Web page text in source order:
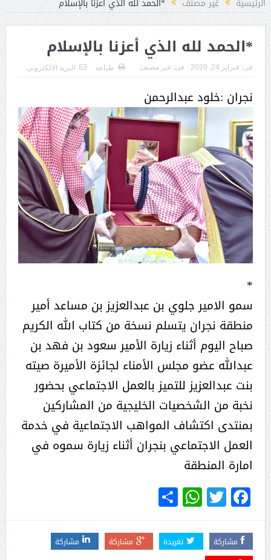
*الحمد لله الذي أعزنا بالإسلام
فى: فبراير 24, 2020 فى: غير مصنف طباعة البريد الالكترونى
نجران :خلود عبدالرحمن
*
سمو الامير جلوي بن عبدالعزيز بن مساعد أمير
منطقة نجران يتسلم نسخة من كتاب الله الكريم
صباح اليوم أثناء زيارة الأمير سعود بن فهد بن
عبدالله عضو مجلس الأمناء لجائزة الأميرة صيته
بنت عبدالعزيز للتميز بالعمل الاجتماعي بحضور
نخبة من الشخصيات الخليجية من المشاركين
بمنتدى اكتشاف المواهب الاجتماعية في خدمة
العمل الاجتماعي بنجران أثناء زيارة سموه في
امارة المنطقة
Facebook
Twitter
WhatsApp
Share
مشاركة تغريدة مشاركة
مشاركة